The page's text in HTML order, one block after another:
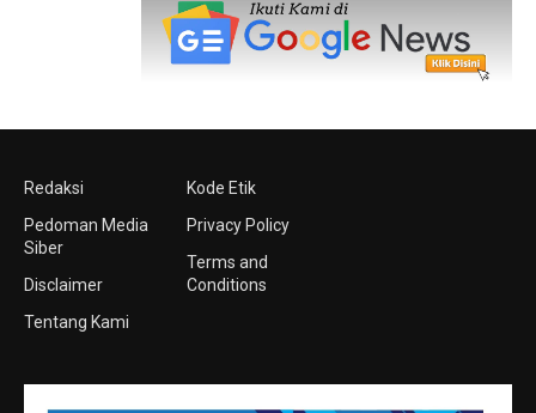
Redaksi
Pedoman Media
Siber
Disclaimer
Tentang Kami
Kode Etik
Privacy Policy
Terms and
Conditions